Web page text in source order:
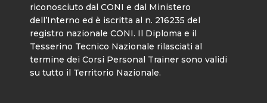
riconosciuto dal CONI e dal Ministero
dell’Interno ed è iscritta al n. 216235 del
registro nazionale CONI. Il Diploma e il
Tesserino Tecnico Nazionale rilasciati al
termine dei Corsi Personal Trainer sono validi
su tutto il Territorio Nazionale.